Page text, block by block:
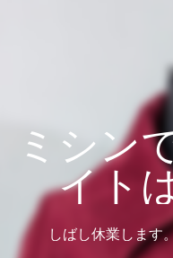
ミシン
イト
しばし休業します